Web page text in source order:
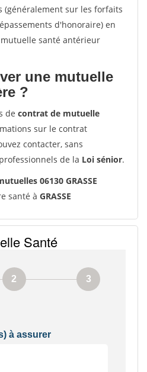
(généralement sur les forfaits
d'honoraire) en
santé antérieur
une mutuelle
?
de contrat de mutuelle
sur le contrat
contacter, sans
de la Loi sénior.
06130 GRASSE
santé à GRASSE